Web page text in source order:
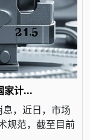
家计...
，近日，市场
规范，截至目前